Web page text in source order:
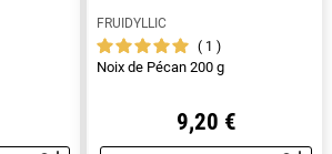
FRUIDYLLIC
1
Noix de Pécan 200 g
9,20 €